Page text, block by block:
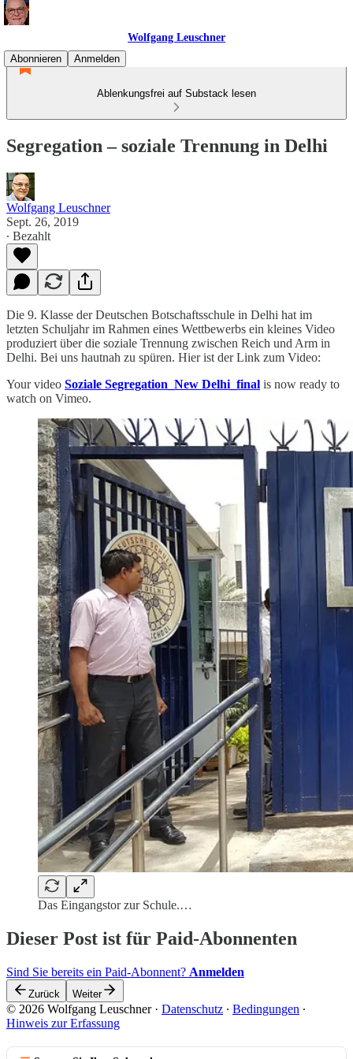
Wolfgang Leuschner
Abonnieren
Anmelden
Ablenkungsfrei auf Substack lesen
Segregation – soziale Trennung in Delhi
Wolfgang Leuschner
Sept. 26, 2019
∙ Bezahlt
Die 9. Klasse der Deutschen Botschaftsschule in Delhi hat im
letzten Schuljahr im Rahmen eines Wettbewerbs ein kleines Video
produziert über die soziale Trennung zwischen Reich und Arm in
Delhi. Bei uns hautnah zu spüren. Hier ist der Link zum Video:
Your video Soziale Segregation_New Delhi_final is now ready to
watch on Vimeo.
Das Eingangstor zur Schule.…
Dieser Post ist für Paid-Abonnenten
Sind Sie bereits ein Paid-Abonnent? Anmelden
Zurück Weiter
© 2026 Wolfgang Leuschner· Datenschutz ∙ Bedingungen ∙
Hinweis zur Erfassung